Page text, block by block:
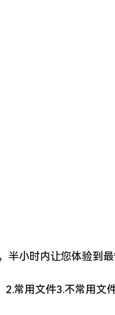
小时内让您体验到最
常用文件3.不常用文